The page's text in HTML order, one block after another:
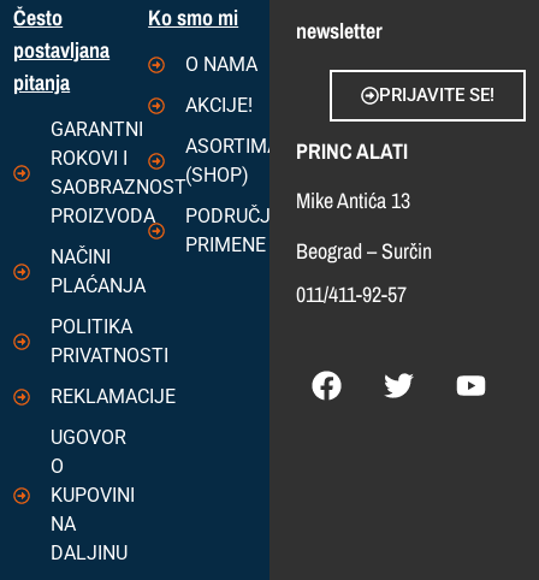
Često
postavljana
pitanja
GARANTNI
ROKOVI I
SAOBRAZNOST
PROIZVODA
NAČINI
PLAĆANJA
POLITIKA
PRIVATNOSTI
REKLAMACIJE
UGOVOR
O
KUPOVINI
NA
DALJINU
Ko smo mi
O NAMA
AKCIJE!
ASORTIMAN
(SHOP)
PODRUČJA
PRIMENE
newsletter
PRIJAVITE SE!
PRINC ALATI
Mike Antića 13
Beograd – Surčin
011/411-92-57